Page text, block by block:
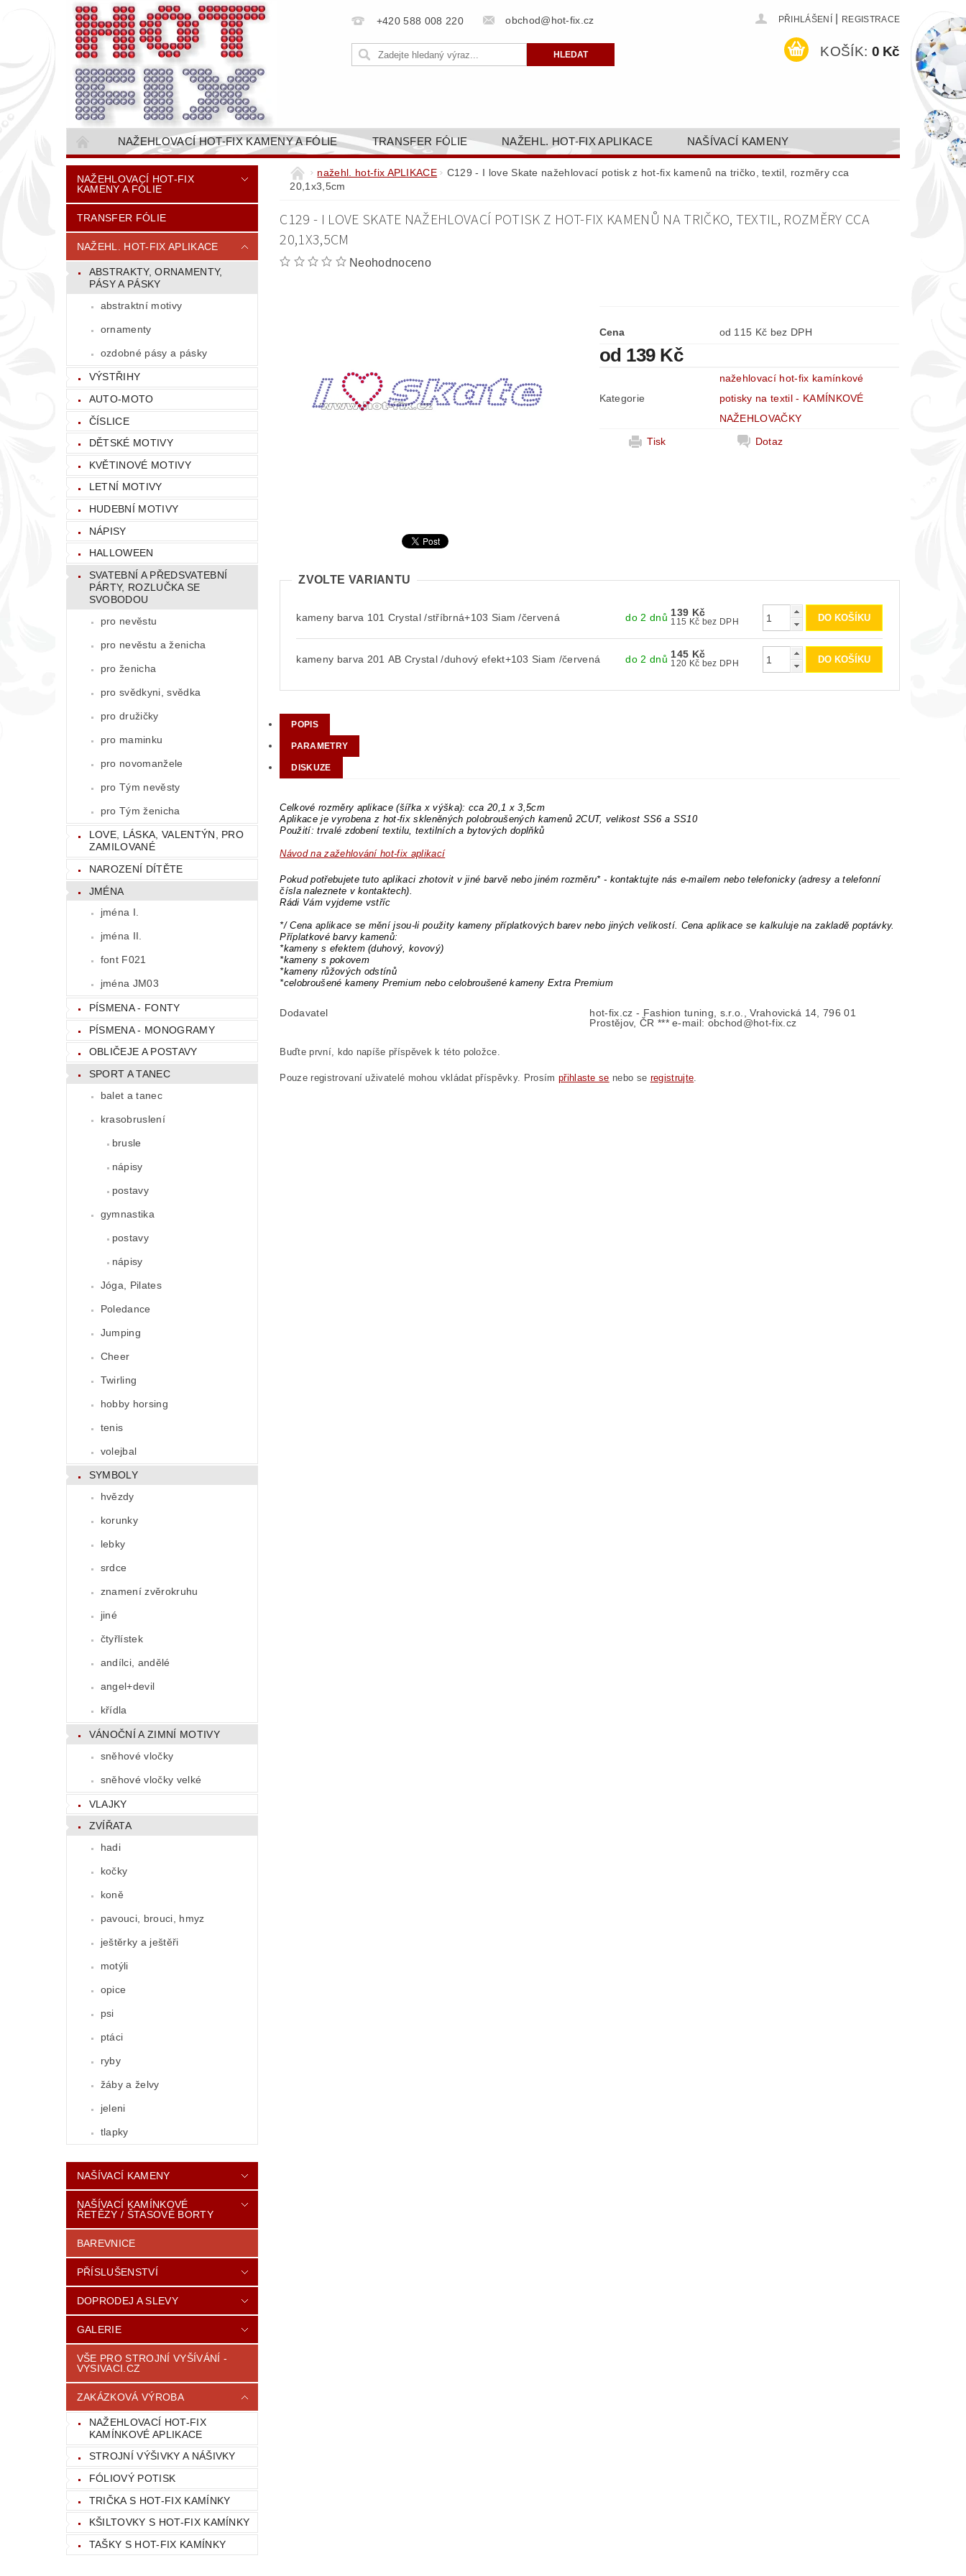
+420 588 008 220 obchod@hot-fix.cz PŘIHLÁŠENÍ REGISTRACE
KOŠÍK: 0 Kč
NAŽEHLOVACÍ HOT-FIX KAMENY A FÓLIE TRANSFER FÓLIE NAŽEHL. HOT-FIX APLIKACE NAŠÍVACÍ KAMENY
NAŠÍVACÍ KAMÍNKOVÉ ŘETĚZY / ŠTASOVÉ BORTY BAREVNICE PŘÍSLUŠENSTVÍ DOPRODEJ A SLEVY GALERIE
VŠE PRO STROJNÍ VYŠÍVÁNÍ - VYSIVACI.CZ
BAREVNICE KAMENŮ NÁVODY OBCHODNÍ PODMÍNKY PRO E-SHOP HOT-FIX.CZ ZÁSADY OCHRANY OSOBNÍCH ÚDAJŮ
CENÍK DOPRAVY (NÁKLADŮ EXPEDICE) PLATNÝ OD 14. 1.2025
NAŽEHLOVACÍ HOT-FIX
KAMENY A FÓLIE
TRANSFER FÓLIE
NAŽEHL. HOT-FIX APLIKACE
ABSTRAKTY, ORNAMENTY,
PÁSY A PÁSKY
abstraktní motivy
ornamenty
ozdobné pásy a pásky
VÝSTŘIHY
AUTO-MOTO
ČÍSLICE
DĚTSKÉ MOTIVY
KVĚTINOVÉ MOTIVY
LETNÍ MOTIVY
HUDEBNÍ MOTIVY
NÁPISY
HALLOWEEN
SVATEBNÍ A PŘEDSVATEBNÍ
PÁRTY, ROZLUČKA SE
SVOBODOU
pro nevěstu
pro nevěstu a ženicha
pro ženicha
pro svědkyni, svědka
pro družičky
pro maminku
pro novomanžele
pro Tým nevěsty
pro Tým ženicha
LOVE, LÁSKA, VALENTÝN, PRO
ZAMILOVANÉ
NAROZENÍ DÍTĚTE
JMÉNA
jména I.
jména II.
font F021
jména JM03
PÍSMENA - FONTY
PÍSMENA - MONOGRAMY
OBLIČEJE A POSTAVY
SPORT A TANEC
balet a tanec
krasobruslení
brusle
nápisy
postavy
gymnastika
postavy
nápisy
Jóga, Pilates
Poledance
Jumping
Cheer
Twirling
hobby horsing
tenis
volejbal
SYMBOLY
hvězdy
korunky
lebky
srdce
znamení zvěrokruhu
jiné
čtyřlístek
andílci, andělé
angel+devil
křídla
VÁNOČNÍ A ZIMNÍ MOTIVY
sněhové vločky
sněhové vločky velké
VLAJKY
ZVÍŘATA
hadi
kočky
koně
pavouci, brouci, hmyz
ještěrky a ještěři
motýli
opice
psi
ptáci
ryby
žáby a želvy
jeleni
tlapky
NAŠÍVACÍ KAMENY
NAŠÍVACÍ KAMÍNKOVÉ
ŘETĚZY / ŠTASOVÉ BORTY
BAREVNICE
PŘÍSLUŠENSTVÍ
DOPRODEJ A SLEVY
GALERIE
VŠE PRO STROJNÍ VYŠÍVÁNÍ -
VYSIVACI.CZ
ZAKÁZKOVÁ VÝROBA
NAŽEHLOVACÍ HOT-FIX
KAMÍNKOVÉ APLIKACE
STROJNÍ VÝŠIVKY A NÁŠIVKY
FÓLIOVÝ POTISK
TRIČKA S HOT-FIX KAMÍNKY
KŠILTOVKY S HOT-FIX KAMÍNKY
TAŠKY S HOT-FIX KAMÍNKY
nažehl. hot-fix APLIKACE
C129 - I love Skate nažehlovací potisk z hot-fix kamenů na tričko, textil, rozměry cca
20,1x3,5cm
C129 - I LOVE SKATE NAŽEHLOVACÍ POTISK Z HOT-FIX KAMENŮ NA TRIČKO, TEXTIL, ROZMĚRY CCA
20,1X3,5CM
Neohodnoceno
Cena od 115 Kč bez DPH
od 139 Kč
Kategorie
nažehlovací hot-fix kamínkové
potisky na textil - KAMÍNKOVÉ
NAŽEHLOVAČKY
Tisk
Dotaz
ZVOLTE VARIANTU
kameny barva 101 Crystal /stříbrná+103 Siam /červená do 2 dnů 139 Kč
115 Kč bez DPH
kameny barva 201 AB Crystal /duhový efekt+103 Siam /červená do 2 dnů 145 Kč
120 Kč bez DPH
POPIS
PARAMETRY
DISKUZE
Celkové rozměry aplikace (šířka x výška): cca 20,1 x 3,5cm
Aplikace je vyrobena z hot-fix skleněných polobroušených kamenů 2CUT, velikost SS6 a SS10
Použití: trvalé zdobení textilu, textilních a bytových doplňků
Návod na zažehlování hot-fix aplikací
Pokud potřebujete tuto aplikaci zhotovit v jiné barvě nebo jiném rozměru* - kontaktujte nás e-mailem nebo telefonicky (adresy a telefonní
čísla naleznete v kontaktech).
Rádi Vám vyjdeme vstříc
*/ Cena aplikace se mění jsou-li použity kameny příplatkových barev nebo jiných velikostí. Cena aplikace se kalkuluje na zakladě poptávky.
Příplatkové barvy kamenů:
*kameny s efektem (duhový, kovový)
*kameny s pokovem
*kameny růžových odstínů
*celobroušené kameny Premium nebo celobroušené kameny Extra Premium
Dodavatel
hot-fix.cz - Fashion tuning, s.r.o., Vrahovická 14, 796 01
Prostějov, ČR *** e-mail: obchod@hot-fix.cz
Buďte první, kdo napíše příspěvek k této položce.
Pouze registrovaní uživatelé mohou vkládat příspěvky. Prosím přihlaste se nebo se registrujte.